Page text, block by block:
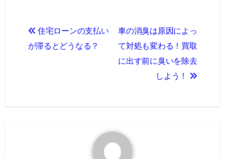
稿
住宅ローンの支払い
が滞るとどうなる？
車の消臭は原因によっ
て対処も変わる！買取
に出す前に臭いを除去
しよう！